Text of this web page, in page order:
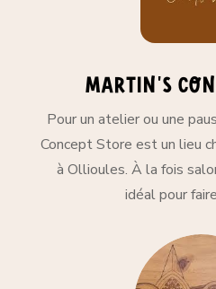
martin's
Pour un atelier ou une
Concept Store est un lieu
à Ollioules. À la fois
idéal pour